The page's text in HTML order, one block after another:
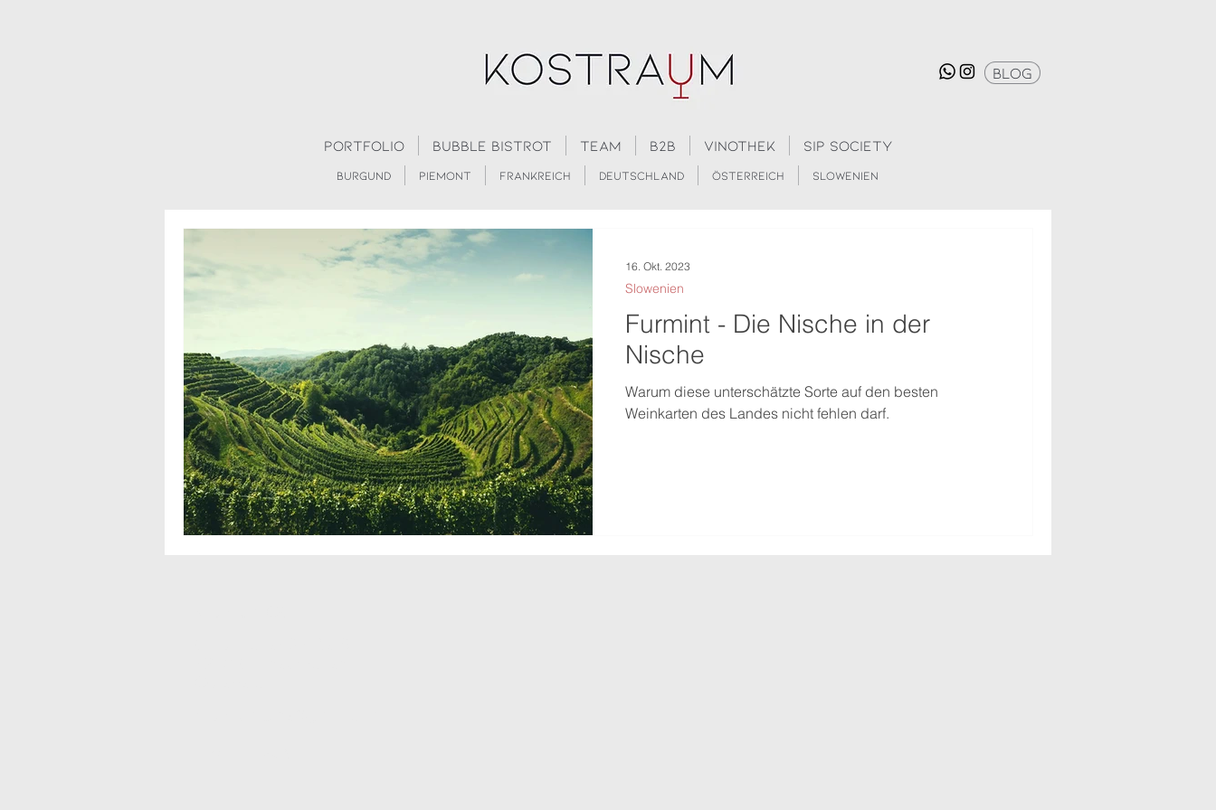
Blog
Portfolio Bubble Bistrot Team B2B Vinothek Sip Society
Burgund Piemont Frankreich Deutschland Österreich Slowenien
Furmint - Die Nische in der
Nische
Warum diese unterschätzte Sorte auf den besten
Weinkarten des Landes nicht fehlen darf.
Slowenien
16. Okt. 2023